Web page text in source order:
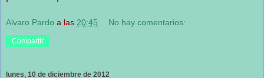
Alvaro Pardo a las 20:45 No hay comentarios:
Compartir
lunes, 10 de diciembre de 2012